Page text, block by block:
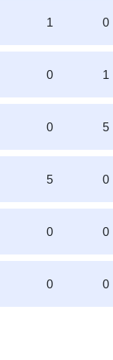
1 0
0 1
0 5
5 0
0 0
0 0